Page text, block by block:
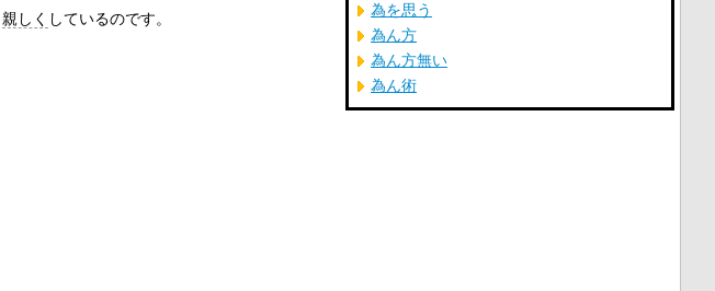
親しく しているのです。
為を思う
為ん方
為ん方無い
為ん術